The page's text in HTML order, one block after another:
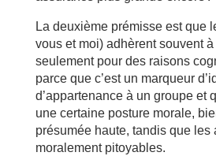
La deuxième prémisse est que
vous et moi) adhèrent souvent
seulement pour des raisons
parce que c’est un marqueur
d’appartenance à un groupe et
une certaine posture morale,
présumée haute, tandis que les
moralement pitoyables.